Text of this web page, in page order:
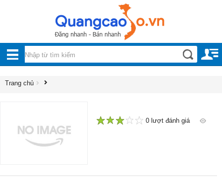
BỘ
Nội, ngoại thất
Điện thoại, Viễn thông
Nhà và Đất
Công nghiệp, xây dựng
Trang chủ
0 lượt đánh giá